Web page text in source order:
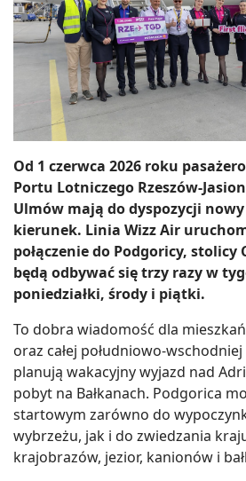
Od 1 czerwca 2026 roku
Portu Lotniczego Rzeszów-
Ulmów mają do dyspozycji
kierunek. Linia Wizz Air
połączenie do Podgoricy, stolicy
będą odbywać się trzy razy w
poniedziałki, środy i piątki.
To dobra wiadomość dla
oraz całej południowo-
planują wakacyjny wyjazd nad
pobyt na Bałkanach. Podgorica
startowym zarówno do
wybrzeżu, jak i do zwiedzania
krajobrazów, jezior, kanionów i